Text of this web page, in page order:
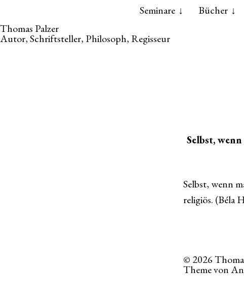
the
content
the
main
Seminare Bücher
Thomas Palzer
Autor, Schriftsteller, Philosoph, Regisseur
Selbst,
Selbst, wenn
religiös. (Béla
© 2026
Theme von